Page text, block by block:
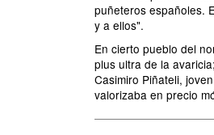
puñeteros españoles.
y a ellos".
En cierto pueblo del
plus ultra de la
Casimiro Piñateli,
valorizaba en precio